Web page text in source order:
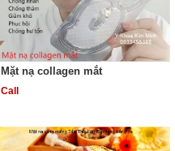
Mặt nạ collagen mắt
Call